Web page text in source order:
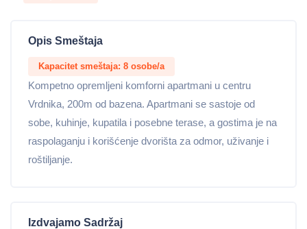
Opis Smeštaja
Kapacitet smeštaja: 8 osobe/a
Kompetno opremljeni komforni apartmani u centru
Vrdnika, 200m od bazena. Apartmani se sastoje od
sobe, kuhinje, kupatila i posebne terase, a gostima je na
raspolaganju i korišćenje dvorišta za odmor, uživanje i
roštiljanje.
Izdvajamo Sadržaj